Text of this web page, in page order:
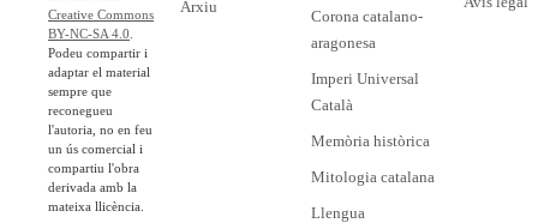
Creative Commons
BY-NC-SA 4.0
Podeu compartir i
adaptar el material
sempre que
reconegueu
l'autoria, no en feu
un ús comercial i
compartiu l'obra
derivada amb la
mateixa llicència.
Arxiu
Corona catalano-
aragonesa
Imperi Universal
Català
Memòria històrica
Mitologia catalana
Llengua